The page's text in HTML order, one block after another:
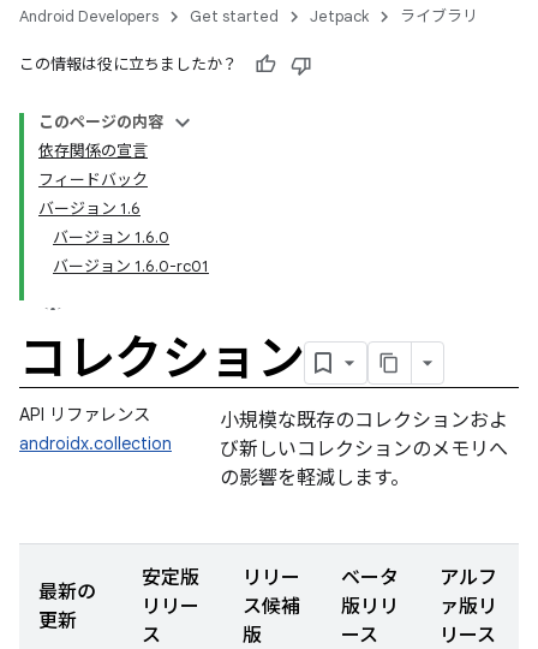
Android Developers Get started Jetpack ライブラリ
この情報は役に立ちましたか？
このページの内容
依存関係の宣言
フィードバック
バージョン 1.6
バージョン 1.6.0
バージョン 1.6.0-rc01
コレクション
API リファレンス
androidx.collection
小規模な既存のコレクションおよ
び新しいコレクションのメモリへ
の影響を軽減します。
最新の
更新
安定版
リリー
ス
リリー
ス候補
版
ベータ
版リリ
ース
アルフ
ァ版リ
リース